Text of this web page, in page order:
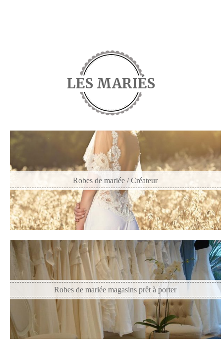
LES MARIÉS
Robes de mariée / Créateur
Robes de mariée magasins prêt à porter